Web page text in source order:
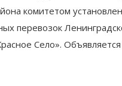
комитетом
перевозок
Село». Объявляется